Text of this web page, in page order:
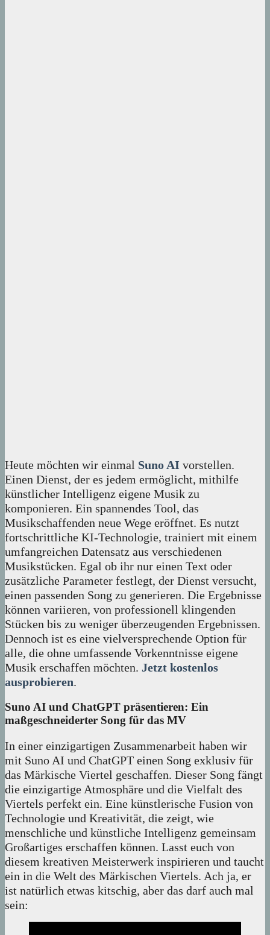
Heute möchten wir einmal Suno AI vorstellen.
Einen Dienst, der es jedem ermöglicht, mithilfe
künstlicher Intelligenz eigene Musik zu
komponieren. Ein spannendes Tool, das
Musikschaffenden neue Wege eröffnet. Es nutzt
fortschrittliche KI-Technologie, trainiert mit einem
umfangreichen Datensatz aus verschiedenen
Musikstücken. Egal ob ihr nur einen Text oder
zusätzliche Parameter festlegt, der Dienst versucht,
einen passenden Song zu generieren. Die Ergebnisse
können variieren, von professionell klingenden
Stücken bis zu weniger überzeugenden Ergebnissen.
Dennoch ist es eine vielversprechende Option für
alle, die ohne umfassende Vorkenntnisse eigene
Musik erschaffen möchten. Jetzt kostenlos
ausprobieren.
Suno AI und ChatGPT präsentieren: Ein
maßgeschneiderter Song für das MV
In einer einzigartigen Zusammenarbeit haben wir
mit Suno AI und ChatGPT einen Song exklusiv für
das Märkische Viertel geschaffen. Dieser Song fängt
die einzigartige Atmosphäre und die Vielfalt des
Viertels perfekt ein. Eine künstlerische Fusion von
Technologie und Kreativität, die zeigt, wie
menschliche und künstliche Intelligenz gemeinsam
Großartiges erschaffen können. Lasst euch von
diesem kreativen Meisterwerk inspirieren und taucht
ein in die Welt des Märkischen Viertels. Ach ja, er
ist natürlich etwas kitschig, aber das darf auch mal
sein: